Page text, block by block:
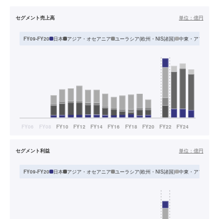
セグメント売上高 単位： 億円
FY09-FY20 日本 アジア・オセアニア ユーラシア(欧州・NIS諸国) 中東・アフリカ
セグメント利益 単位： 億円
FY09-FY20 日本 アジア・オセアニア ユーラシア(欧州・NIS諸国) 中東・アフリカ